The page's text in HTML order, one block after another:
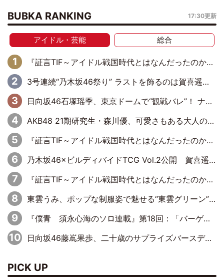
BUBKA RANKING 17:30更新
アイドル・芸能 総合
『証言TIF～アイドル戦国時代とはなんだったのか～』第6回：でんぱ組.inc・古川未鈴×相沢梨紗「『ハロプロやりたかったな』って言ったら、夢眠ねむさんに『てめえはでんぱ組．incなんだよ！』って肩パンされて(笑)」
3号連続“乃木坂46祭り” ラストを飾るのは賀喜遥香…5年ぶりの登場に「5年分大人になった私を見ていただけたら」
日向坂46石塚瑶季、東京ドームで“観戦バレ”！ ナイツ・塙も認めた「巨人に詳しすぎるアイドル」は元VENUSスクール生で杉内コーチ推し⁉
AKB48 21期研究生・森川優、可愛さもある大人の女性に
『証言TIF～アイドル戦国時代とはなんだったのか～』第10回：さくら学院・武藤彩未×飯田らうら「正直、中3で辞めるというのを信じてなくて。そう言われてはいたけど、嘘でしょって」
乃木坂46×ビルディバイドTCG Vol.2公開 賀喜遥香＆田村真佑が『京まふ』ステージに登壇
『証言TIF～アイドル戦国時代とはなんだったのか～』第8回：Negicco・Nao☆×Megu×Kaede「東京からオファーが来たのと、梨の皮剥きとどっちが大事なんだって」
東雲うみ、ポップな制服姿で魅せる“東雲グリーン”の正体
『僕青 須永心海のソロ連載』第18回：「バーゲンセールハンターみうな inしまむら」編
日向坂46藤嶌果歩、二十歳のサプライズバースデーに大喜び「頼られる先輩になれるように努力していきたい」
PICK UP